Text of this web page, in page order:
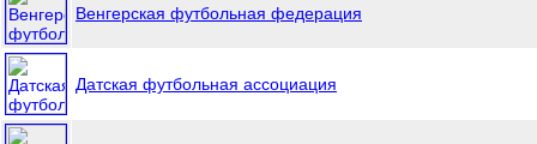
Венгерская футбольная федерация
Датская футбольная ассоциация